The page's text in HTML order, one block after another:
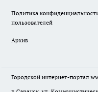
Политика
пользователей
Архив
Городской интернет-портал